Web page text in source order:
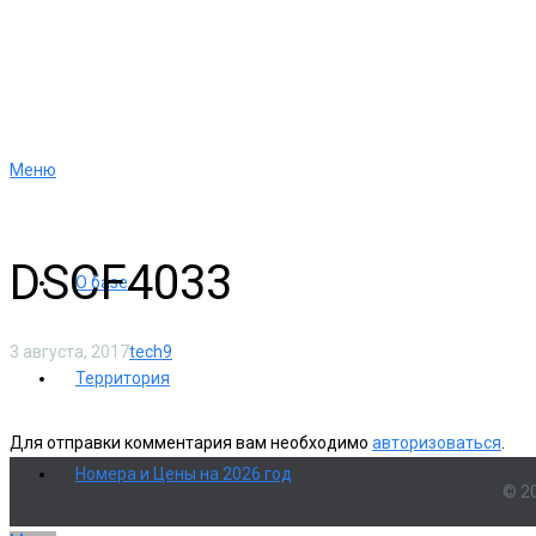
Меню
О базе
Территория
Номера и Цены на 2026 год
DSCF4033
3 августа, 2017tech9
Для отправки комментария вам необходимо авторизоваться.
©